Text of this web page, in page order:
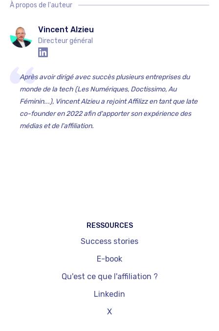
À propos de l'auteur
Vincent Alzieu
Directeur général
Après avoir dirigé avec succès plusieurs entreprises du
monde de la tech (Les Numériques, Doctissimo, Au
Féminin...), Vincent Alzieu a rejoint Affilizz en tant que late
co-founder en 2022 afin d'apporter son expérience des
médias et de l'affiliation.‍
RESSOURCES
Success stories
E-book
Qu'est ce que l'affiliation ?
Linkedin
X